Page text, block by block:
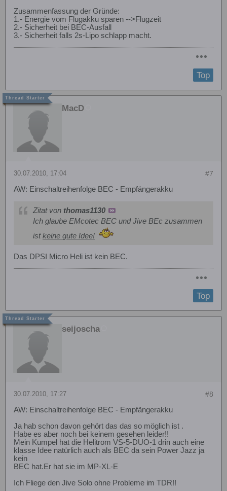
Zusammenfassung der Gründe:
1.- Energie vom Flugakku sparen -->Flugzeit
2.- Sicherheit bei BEC-Ausfall
3.- Sicherheit falls 2s-Lipo schlapp macht.
Top
MacD
#7
30.07.2010, 17:04
AW: Einschaltreihenfolge BEC - Empfängerakku
Zitat von thomas1130
Ich glaube EMcotec BEC und Jive BEc zusammen
istkeine gute Idee!
Das DPSI Micro Heli ist kein BEC.
Top
seijoscha
#8
30.07.2010, 17:27
AW: Einschaltreihenfolge BEC - Empfängerakku
Ja hab schon davon gehört das das so möglich ist .
Habe es aber noch bei keinem gesehen leider!!
Mein Kumpel hat die Helitrom VS-5-DUO-1 drin auch eine
klasse Idee natürlich auch als BEC da sein Power Jazz ja
kein
BEC hat.Er hat sie im MP-XL-E
Ich Fliege den Jive Solo ohne Probleme im TDR!!